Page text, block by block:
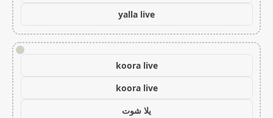
yalla live
!
koora live
koora live
يلا شوت